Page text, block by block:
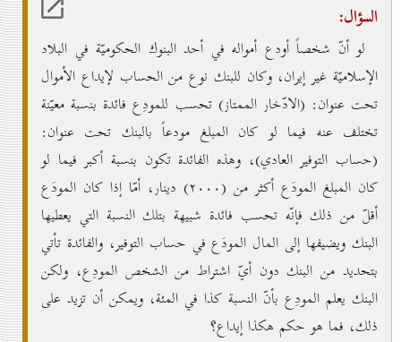
السؤال:
لو أنّ شخصاً أودع أمواله في أحد البنوك الحكوميّة في البلاد
الإسلاميّة غير إيران، وكان للبنك نوع من الحساب لإيداع الأموال
تحت عنوان: (الادّخار الممتاز) تحسب للمودِع فائدة بنسبة معيّنة
تختلف عنه فيما لو كان المبلغ مودعاً بالبنك تحت عنوان:
(حساب التوفير العادي)، وهذه الفائدة تكون بنسبة أكبر فيما لو
كان المبلغ المودَع أكثر من (۲٠٠٠) دينار، أمّا إذا كان المودَع
أقلّ من ذلك فإنّه تحسب فائدة شبيهة بتلك النسبة التي يعطيها
البنك ويضيفها إلى المال المودَع في حساب التوفير، والفائدة تأتي
بتحديد من البنك دون أيّ اشتراط من الشخص المودِع، ولكن
البنك يعلم المودِع بأنّ النسبة كذا في المئة، ويمكن أن تزيد على
ذلك، فما هو حكم هكذا إيداع؟